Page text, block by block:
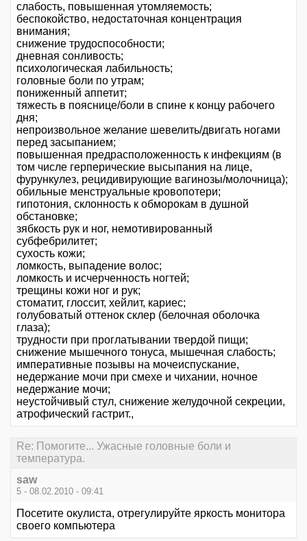
слабость, повышенная утомляемость;
беспокойство, недостаточная концентрация
внимания;
снижение трудоспособности;
дневная сонливость;
психологическая лабильность;
головные боли по утрам;
пониженный аппетит;
тяжесть в пояснице/боли в спине к концу рабочего
дня;
непроизвольное желание шевелить/двигать ногами
перед засыпанием;
повышенная предрасположенность к инфекциям (в
том числе герперические высыпания на лице,
фурункулез, рецидивирующие вагинозы/молочница);
обильные менструальные кровопотери;
гипотония, склонность к обморокам в душной
обстановке;
зябкость рук и ног, немотивированный
субфебрилитет;
сухость кожи;
ломкость, выпадение волос;
ломкость и исчерченность ногтей;
трещины кожи ног и рук;
стоматит, глоссит, хейлит, кариес;
голубоватый оттенок склер (белочная оболочка
глаза);
трyдности при проглатывании твердой пищи;
снижение мышечного тонуса, мышечная слабость;
императивные позывы на мочеиспускание,
недержание мочи при смехе и чихании, ночное
недержание мочи;
неустойчивый стул, снижение желудочной секреции,
атрофический гастрит.,
Re: Помогите... Ужасные головные боли и
температура.
saw
5 - 08.02.2010 - 09:41
Посетите окулиста, отрегулируйте яркость монитора
своего компьютера